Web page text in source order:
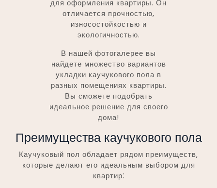
для оформления квартиры. Он
отличается прочностью,
износостойкостью и
экологичностью.
В нашей фотогалерее вы
найдете множество вариантов
укладки каучукового пола в
разных помещениях квартиры.
Вы сможете подобрать
идеальное решение для своего
дома!
Преимущества каучукового пола
Каучуковый пол обладает рядом преимуществ,
которые делают его идеальным выбором для
квартир⁚